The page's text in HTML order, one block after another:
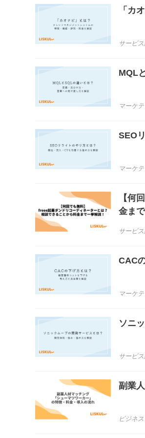
「カ
サービ
MQL
マーケ
SEO
マーケ
【何
金ま
サービ
CAC
マーケ
ソニ
サービ
副業
ビジネス